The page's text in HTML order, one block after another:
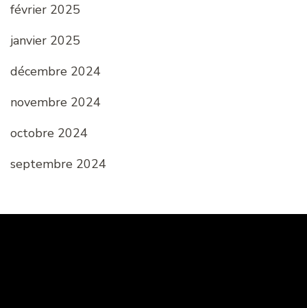
février 2025
janvier 2025
décembre 2024
novembre 2024
octobre 2024
septembre 2024